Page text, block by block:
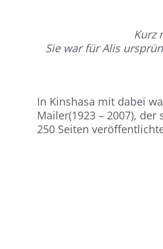
Kurz
Sie war für Alis
In Kinshasa mit dabei
Mailer(1923 – 2007),
250 Seiten